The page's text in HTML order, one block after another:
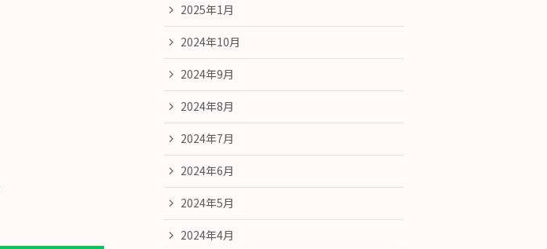
2025年1月
2024年10月
2024年9月
2024年8月
2024年7月
2024年6月
2024年5月
2024年4月